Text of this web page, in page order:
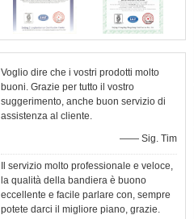
Voglio dire che i vostri prodotti molto
buoni. Grazie per tutto il vostro
suggerimento, anche buon servizio di
assistenza al cliente.
—— Sig. Tim
Il servizio molto professionale e veloce,
la qualità della bandiera è buono
eccellente e facile parlare con, sempre
potete darci il migliore piano, grazie.